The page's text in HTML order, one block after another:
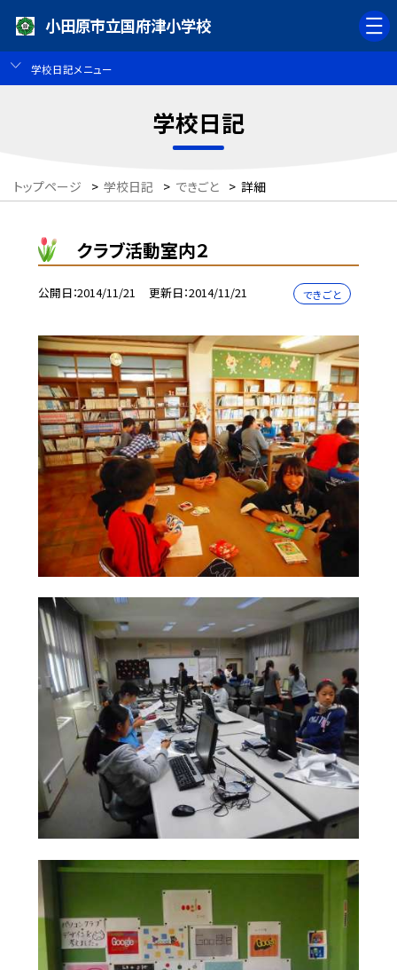
小田原市立国府津小学校
学校日記メニュー
学校日記
トップページ > 学校日記 > できごと > 詳細
クラブ活動室内２
公開日 2014/11/21 更新日 2014/11/21 できごと